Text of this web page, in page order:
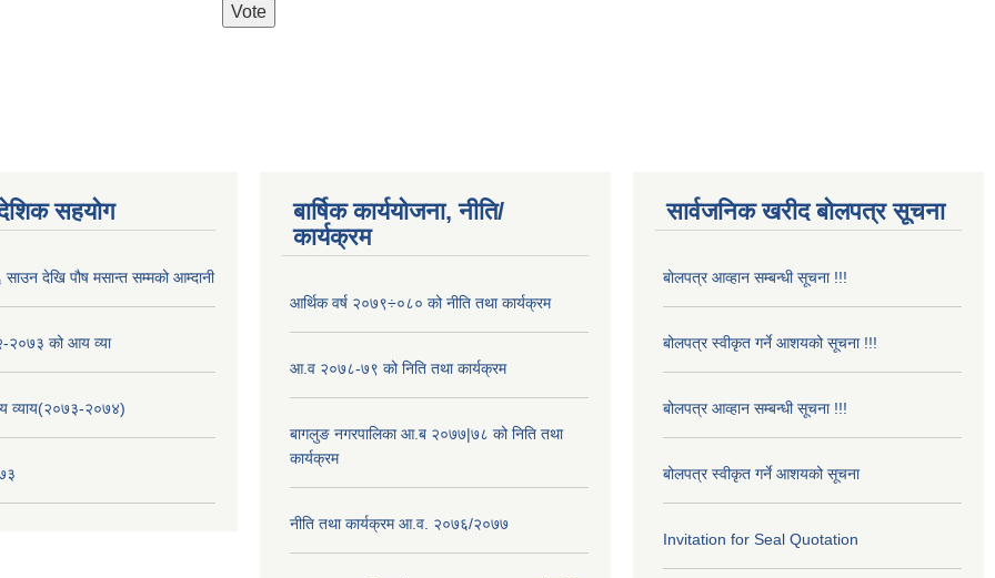
सहयोग
साउन देखि पौष मसान्त सम्मको आम्दानी
को आय व्या
२०७४)
बार्षिक कार्ययोजना, नीति/
कार्यक्रम
आर्थिक वर्ष २०७९÷०८० को नीति तथा कार्यक्रम
आ.व २०७८-७९ को निति तथा कार्यक्रम
बागलुङ नगरपालिका आ.ब २०७७|७८ को निति तथा
कार्यक्रम
नीति तथा कार्यक्रम आ.व. २०७६/२०७७
सार्वजनिक खरीद बोलपत्र सूचना
बोलपत्र आव्हान सम्बन्धी सूचना !!!
बोलपत्र स्वीकृत गर्ने आशयको सूचना !!!
बोलपत्र आव्हान सम्बन्धी सूचना !!!
बोलपत्र स्वीकृत गर्ने आशयको सूचना
Invitation for Seal Quotation